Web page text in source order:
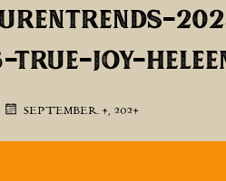
JOY-
SEPTEMBER 4, 2024